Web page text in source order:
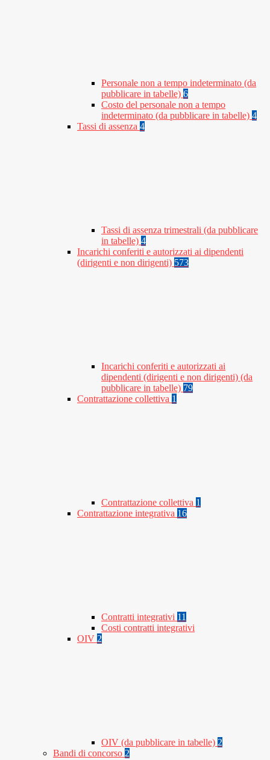
Personale non a tempo indeterminato (da
pubblicare in tabelle) 6
Costo del personale non a tempo
indeterminato (da pubblicare in tabelle) 4
Tassi di assenza 4
Tassi di assenza trimestrali (da pubblicare
in tabelle) 4
Incarichi conferiti e autorizzati ai dipendenti
(dirigenti e non dirigenti) 573
Incarichi conferiti e autorizzati ai
dipendenti (dirigenti e non dirigenti) (da
pubblicare in tabelle) 79
Contrattazione collettiva 1
Contrattazione collettiva 1
Contrattazione integrativa 16
Contratti integrativi 11
Costi contratti integrativi
OIV 2
OIV (da pubblicare in tabelle) 2
Bandi di concorso 2